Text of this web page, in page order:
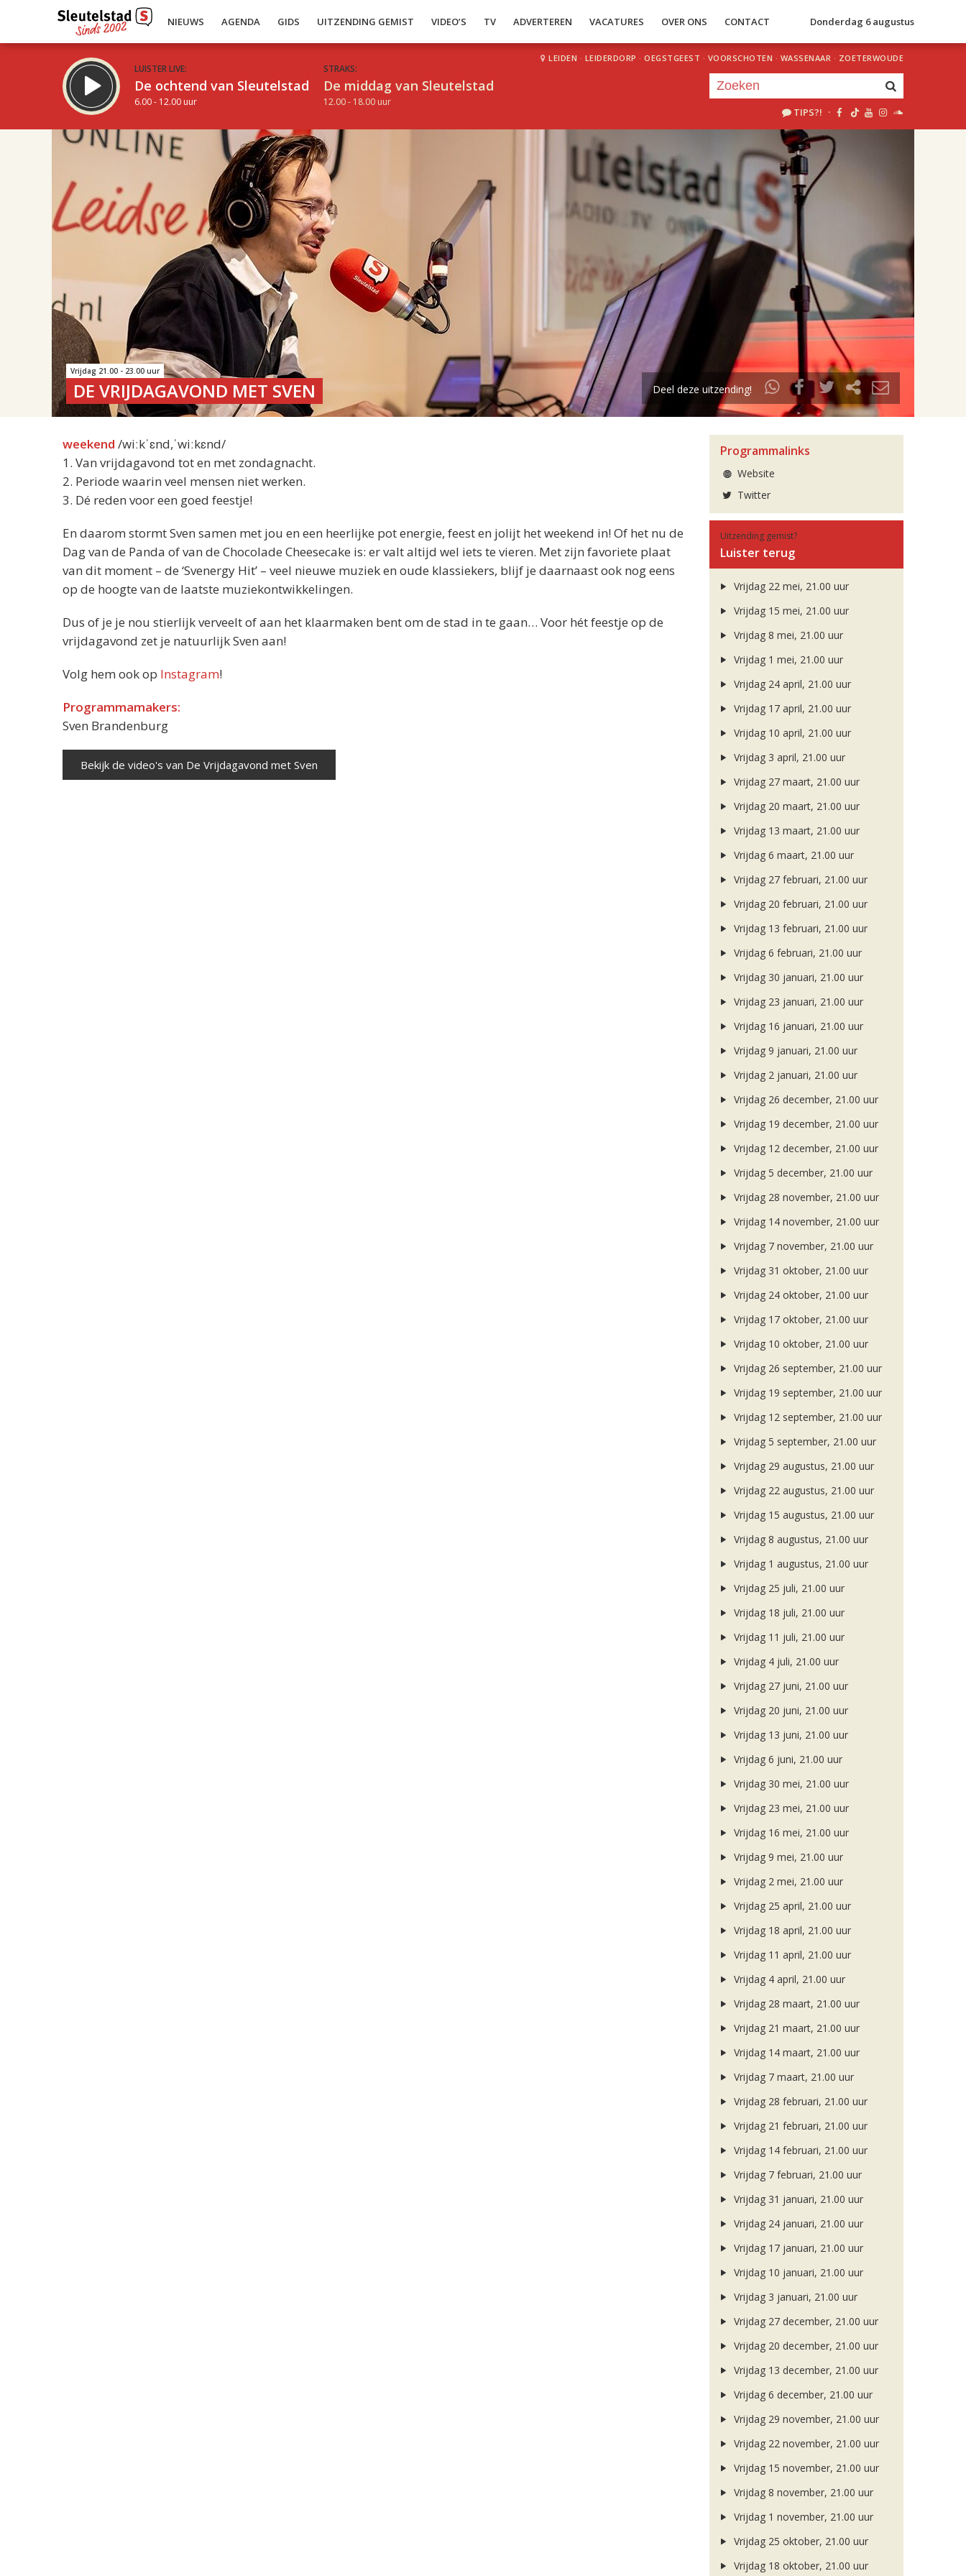
NIEUWS AGENDA GIDS UITZENDING GEMIST VIDEO’S TV ADVERTEREN VACATURES OVER ONS CONTACT Donderdag 6 augustus
LUISTER LIVE:
De ochtend van Sleutelstad
6.00 - 12.00 uur
STRAKS:
De middag van Sleutelstad
12.00 - 18.00 uur
LEIDEN · LEIDERDORP · OEGSTGEEST · VOORSCHOTEN · WASSENAAR · ZOETERWOUDE
TIPS?! ·
21.00 22.00
Je luistert nu naar
«Vorig uur
Inklappen
Vrijdag 21.00 - 23.00 uur
DE VRIJDAGAVOND MET SVEN Deel deze uitzending!
weekend /wiːkˈɛnd,ˈwiːkɛnd/
1. Van vrijdagavond tot en met zondagnacht.
2. Periode waarin veel mensen niet werken.
3. Dé reden voor een goed feestje!
En daarom stormt Sven samen met jou en een heerlijke pot energie, feest en jolijt het weekend in! Of het nu de
Dag van de Panda of van de Chocolade Cheesecake is: er valt altijd wel iets te vieren. Met zijn favoriete plaat
van dit moment – de ‘Svenergy Hit’ – veel nieuwe muziek en oude klassiekers, blijf je daarnaast ook nog eens
op de hoogte van de laatste muziekontwikkelingen.
Dus of je je nou stierlijk verveelt of aan het klaarmaken bent om de stad in te gaan… Voor hét feestje op de
vrijdagavond zet je natuurlijk Sven aan!
Volg hem ook op Instagram!
Programmamakers:
Sven Brandenburg
Bekijk de video's van De Vrijdagavond met Sven
Programmalinks
Website
Twitter
Uitzending gemist?
Luister terug
Vrijdag 22 mei, 21.00 uur
Vrijdag 15 mei, 21.00 uur
Vrijdag 8 mei, 21.00 uur
Vrijdag 1 mei, 21.00 uur
Vrijdag 24 april, 21.00 uur
Vrijdag 17 april, 21.00 uur
Vrijdag 10 april, 21.00 uur
Vrijdag 3 april, 21.00 uur
Vrijdag 27 maart, 21.00 uur
Vrijdag 20 maart, 21.00 uur
Vrijdag 13 maart, 21.00 uur
Vrijdag 6 maart, 21.00 uur
Vrijdag 27 februari, 21.00 uur
Vrijdag 20 februari, 21.00 uur
Vrijdag 13 februari, 21.00 uur
Vrijdag 6 februari, 21.00 uur
Vrijdag 30 januari, 21.00 uur
Vrijdag 23 januari, 21.00 uur
Vrijdag 16 januari, 21.00 uur
Vrijdag 9 januari, 21.00 uur
Vrijdag 2 januari, 21.00 uur
Vrijdag 26 december, 21.00 uur
Vrijdag 19 december, 21.00 uur
Vrijdag 12 december, 21.00 uur
Vrijdag 5 december, 21.00 uur
Vrijdag 28 november, 21.00 uur
Vrijdag 14 november, 21.00 uur
Vrijdag 7 november, 21.00 uur
Vrijdag 31 oktober, 21.00 uur
Vrijdag 24 oktober, 21.00 uur
Vrijdag 17 oktober, 21.00 uur
Vrijdag 10 oktober, 21.00 uur
Vrijdag 26 september, 21.00 uur
Vrijdag 19 september, 21.00 uur
Vrijdag 12 september, 21.00 uur
Vrijdag 5 september, 21.00 uur
Vrijdag 29 augustus, 21.00 uur
Vrijdag 22 augustus, 21.00 uur
Vrijdag 15 augustus, 21.00 uur
Vrijdag 8 augustus, 21.00 uur
Vrijdag 1 augustus, 21.00 uur
Vrijdag 25 juli, 21.00 uur
Vrijdag 18 juli, 21.00 uur
Vrijdag 11 juli, 21.00 uur
Vrijdag 4 juli, 21.00 uur
Vrijdag 27 juni, 21.00 uur
Vrijdag 20 juni, 21.00 uur
Vrijdag 13 juni, 21.00 uur
Vrijdag 6 juni, 21.00 uur
Vrijdag 30 mei, 21.00 uur
Vrijdag 23 mei, 21.00 uur
Vrijdag 16 mei, 21.00 uur
Vrijdag 9 mei, 21.00 uur
Vrijdag 2 mei, 21.00 uur
Vrijdag 25 april, 21.00 uur
Vrijdag 18 april, 21.00 uur
Vrijdag 11 april, 21.00 uur
Vrijdag 4 april, 21.00 uur
Vrijdag 28 maart, 21.00 uur
Vrijdag 21 maart, 21.00 uur
Vrijdag 14 maart, 21.00 uur
Vrijdag 7 maart, 21.00 uur
Vrijdag 28 februari, 21.00 uur
Vrijdag 21 februari, 21.00 uur
Vrijdag 14 februari, 21.00 uur
Vrijdag 7 februari, 21.00 uur
Vrijdag 31 januari, 21.00 uur
Vrijdag 24 januari, 21.00 uur
Vrijdag 17 januari, 21.00 uur
Vrijdag 10 januari, 21.00 uur
Vrijdag 3 januari, 21.00 uur
Vrijdag 27 december, 21.00 uur
Vrijdag 20 december, 21.00 uur
Vrijdag 13 december, 21.00 uur
Vrijdag 6 december, 21.00 uur
Vrijdag 29 november, 21.00 uur
Vrijdag 22 november, 21.00 uur
Vrijdag 15 november, 21.00 uur
Vrijdag 8 november, 21.00 uur
Vrijdag 1 november, 21.00 uur
Vrijdag 25 oktober, 21.00 uur
Vrijdag 18 oktober, 21.00 uur